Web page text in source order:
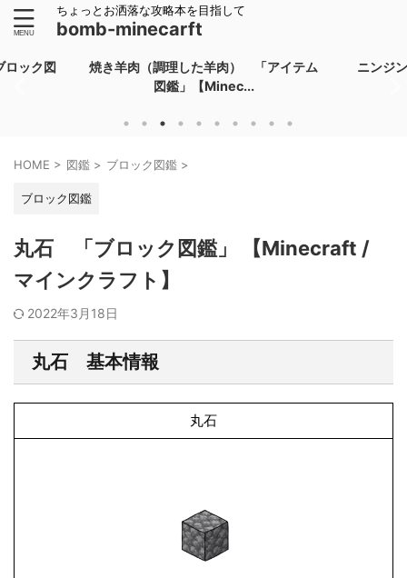
ちょっとお洒落な攻略本を目指して
bomb-minecarft
ック図
焼き羊肉（調理した羊肉） 「アイテム
図鑑」【Minec...
ニンジ
HOME > 図鑑 > ブロック図鑑 >
ブロック図鑑
丸石 「ブロック図鑑」 【Minecraft /
マインクラフト】
2022年3月18日
丸石 基本情報
丸石